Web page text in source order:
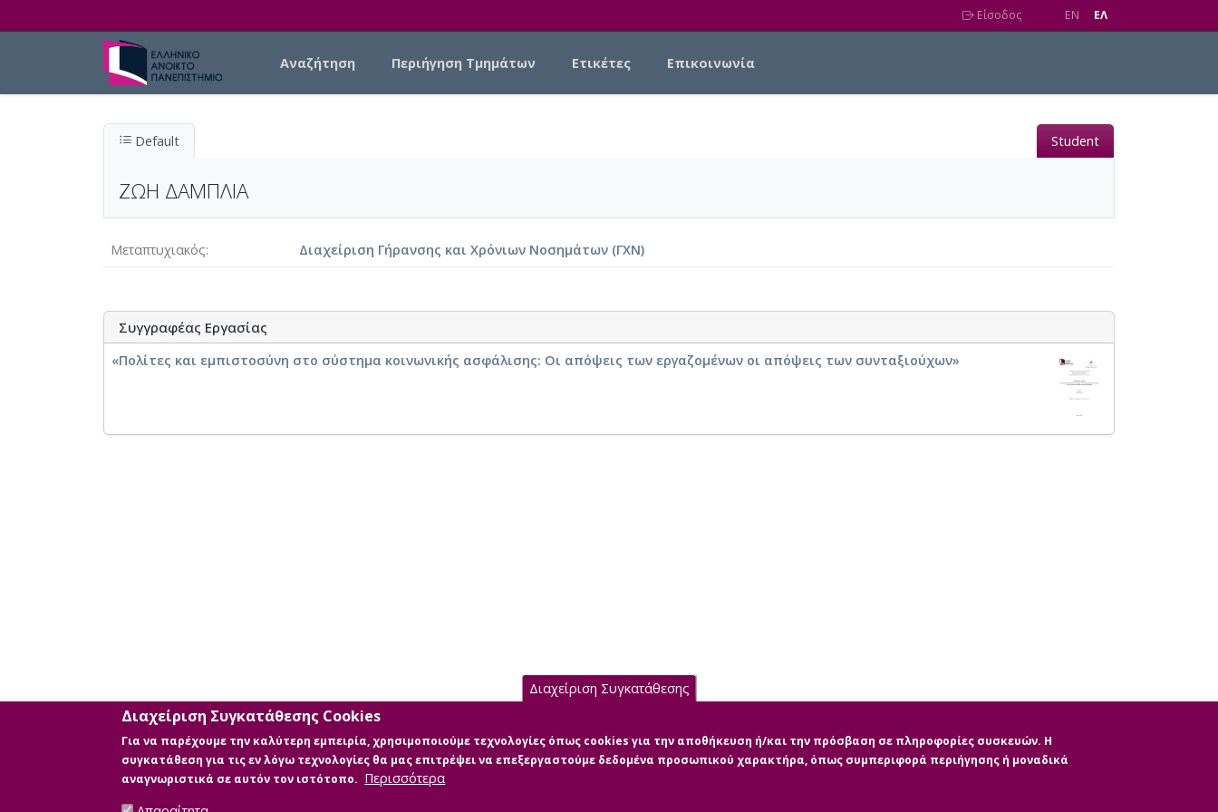
Είσοδος EN EΛ
Αναζήτηση Περιήγηση Τμημάτων Ετικέτες Επικοινωνία
Default Student
ΖΩΗ ΔΑΜΠΛΙΑ
Μεταπτυχιακός Διαχείριση Γήρανσης και Χρόνιων Νοσημάτων (ΓΧΝ)
Συγγραφέας Εργασίας
«Πολίτες και εμπιστοσύνη στο σύστημα κοινωνικής ασφάλισης: Οι απόψεις των εργαζομένων οι απόψεις των συνταξιούχων»
Διαχείριση Συγκατάθεσης
Διαχείριση Συγκατάθεσης Cookies
Για να παρέχουμε την καλύτερη εμπειρία, χρησιμοποιούμε τεχνολογίες όπως cookies για την αποθήκευση ή/και την πρόσβαση σε πληροφορίες συσκευών. Η
συγκατάθεση για τις εν λόγω τεχνολογίες θα μας επιτρέψει να επεξεργαστούμε δεδομένα προσωπικού χαρακτήρα, όπως συμπεριφορά περιήγησης ή μοναδικά
αναγνωριστικά σε αυτόν τον ιστότοπο. Περισσότερα